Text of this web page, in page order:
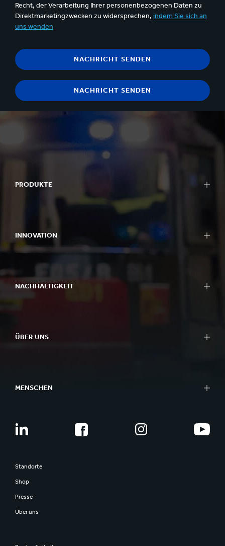
Recht, der Verarbeitung Ihrer personenbezogenen Daten zu
Direktmarketingzwecken zu widersprechen, indem Sie sich an
uns wenden
PRODUKTE
INNOVATION
NACHHALTIGKEIT
ÜBER UNS
MENSCHEN
Standorte
Shop
Presse
Über uns